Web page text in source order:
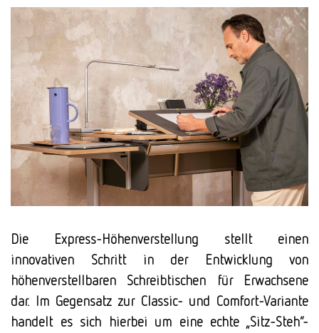
Die Express-Höhenverstellung stellt einen
innovativen Schritt in der Entwicklung von
höhenverstellbaren Schreibtischen für Erwachsene
dar. Im Gegensatz zur Classic- und Comfort-Variante
handelt es sich hierbei um eine echte „Sitz-Steh“-